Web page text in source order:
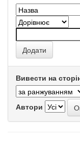
Вивести на
Автори